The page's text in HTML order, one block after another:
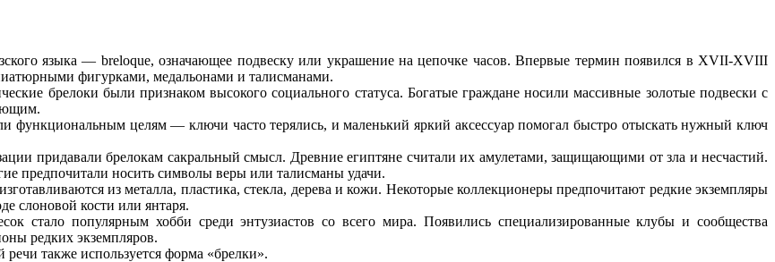
языка — breloque, означающее подвеску или украшение на цепочке часов. Впервые термин появился в XVII-XVIII
фигурками, медальонами и талисманами.
брелоки были признаком высокого социального статуса. Богатые граждане носили массивные золотые подвески с
функциональным целям — ключи часто терялись, и маленький яркий аксессуар помогал быстро отыскать нужный ключ
придавали брелокам сакральный смысл. Древние египтяне считали их амулетами, защищающими от зла и несчастий.
предпочитали носить символы веры или талисманы удачи.
из металла, пластика, стекла, дерева и кожи. Некоторые коллекционеры предпочитают редкие экземпляры
слоновой кости или янтаря.
стало популярным хобби среди энтузиастов со всего мира. Появились специализированные клубы и сообщества
редких экземпляров.
также используется форма «брелки».